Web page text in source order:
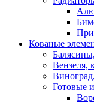
Кованые
Вензеля,
Готовые